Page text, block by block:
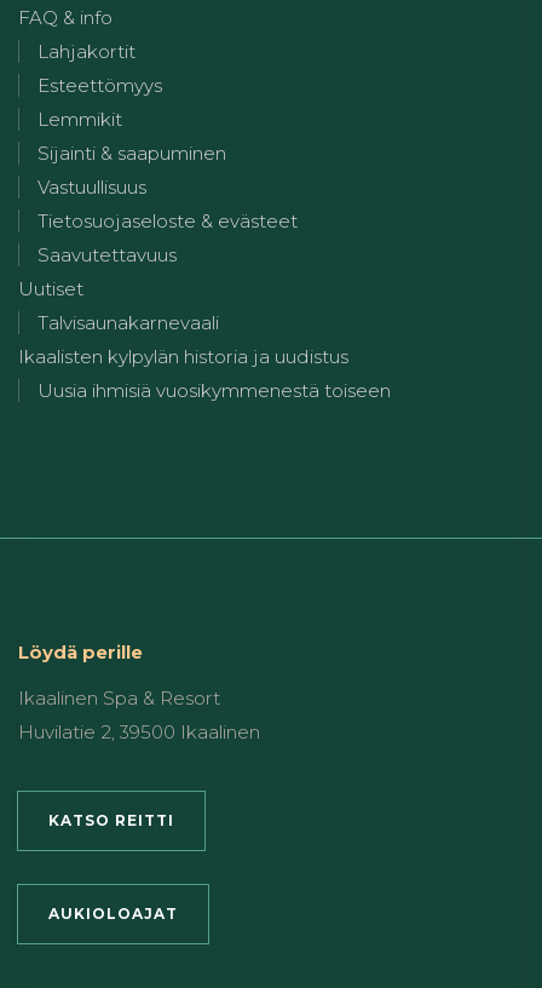
FAQ & info
Lahjakortit
Esteettömyys
Lemmikit
Sijainti & saapuminen
Vastuullisuus
Tietosuojaseloste & evästeet
Saavutettavuus
Uutiset
Talvisaunakarnevaali
Ikaalisten kylpylän historia ja uudistus
Uusia ihmisiä vuosikymmenestä toiseen
Löydä perille
Ikaalinen Spa & Resort
Huvilatie 2, 39500 Ikaalinen
KATSO REITTI
AUKIOLOAJAT